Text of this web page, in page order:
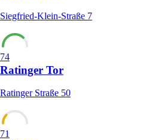
Siegfried-Klein-Straße 7
74
Ratinger Tor
Ratinger Straße 50
71